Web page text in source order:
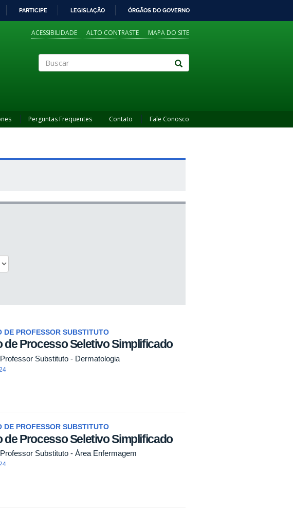
PARTICIPE LEGISLAÇÃO ÓRGÃOS DO GOVERNO
ACESSIBILIDADE ALTO CONTRASTE MAPA DO SITE
Perguntas Frequentes Contato Fale Conosco
DE PROFESSOR SUBSTITUTO
de Processo Seletivo Simplificado
Substituto - Dermatologia
DE PROFESSOR SUBSTITUTO
de Processo Seletivo Simplificado
Substituto - Área Enfermagem